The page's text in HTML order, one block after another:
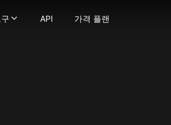
API 가격 플랜